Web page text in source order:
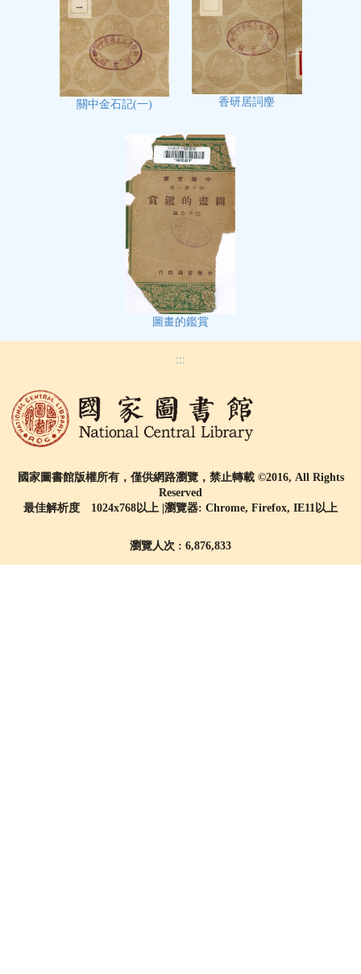
關中金石記(一) 香研居詞麈
圖畫的鑑賞
:::
國家圖書館版權所有，僅供網路瀏覽，禁止轉載 ©2016, All Rights
Reserved
最佳解析度 1024x768以上 |瀏覽器: Chrome, Firefox, IE11以上
瀏覽人次 : 6,876,833